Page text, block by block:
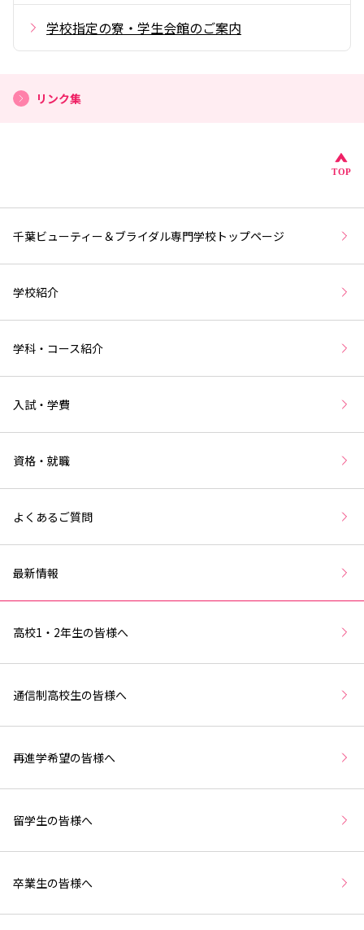
学校指定の寮・学生会館のご案内
リンク集
こ
TOP
千葉ビューティー＆ブライダル専門学校トップページ
学校紹介
学科・コース紹介
入試・学費
資格・就職
よくあるご質問
最新情報
高校1・2年生の皆様へ
通信制高校生の皆様へ
再進学希望の皆様へ
留学生の皆様へ
卒業生の皆様へ